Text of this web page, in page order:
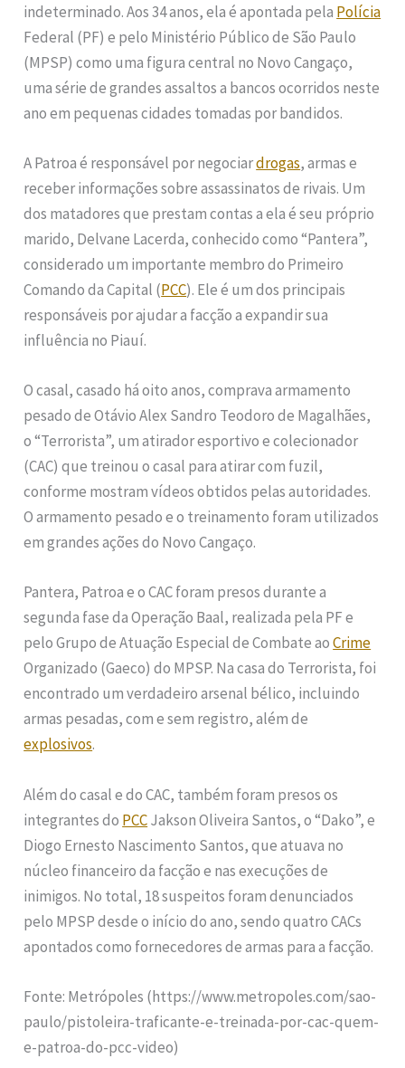
indeterminado. Aos 34 anos, ela é apontada pela Polícia
Federal (PF) e pelo Ministério Público de São Paulo
(MPSP) como uma figura central no Novo Cangaço,
uma série de grandes assaltos a bancos ocorridos neste
ano em pequenas cidades tomadas por bandidos.
A Patroa é responsável por negociardrogas, armas e
receber informações sobre assassinatos de rivais. Um
dos matadores que prestam contas a ela é seu próprio
marido, Delvane Lacerda, conhecido como “Pantera”,
considerado um importante membro do Primeiro
Comando da Capital (PCC). Ele é um dos principais
responsáveis por ajudar a facção a expandir sua
influência no Piauí.
O casal, casado há oito anos, comprava armamento
pesado de Otávio Alex Sandro Teodoro de Magalhães,
o “Terrorista”, um atirador esportivo e colecionador
(CAC) que treinou o casal para atirar com fuzil,
conforme mostram vídeos obtidos pelas autoridades.
O armamento pesado e o treinamento foram utilizados
em grandes ações do Novo Cangaço.
Pantera, Patroa e o CAC foram presos durante a
segunda fase da Operação Baal, realizada pela PF e
pelo Grupo de Atuação Especial de Combate aoCrime
Organizado (Gaeco) do MPSP. Na casa do Terrorista, foi
encontrado um verdadeiro arsenal bélico, incluindo
armas pesadas, com e sem registro, além de
explosivos.
Além do casal e do CAC, também foram presos os
integrantes do PCCJakson Oliveira Santos, o “Dako”, e
Diogo Ernesto Nascimento Santos, que atuava no
núcleo financeiro da facção e nas execuções de
inimigos. No total, 18 suspeitos foram denunciados
pelo MPSP desde o início do ano, sendo quatro CACs
apontados como fornecedores de armas para a facção.
Fonte: Metrópoles (https://www.metropoles.com/sao-
paulo/pistoleira-traficante-e-treinada-por-cac-quem-
e-patroa-do-pcc-video)